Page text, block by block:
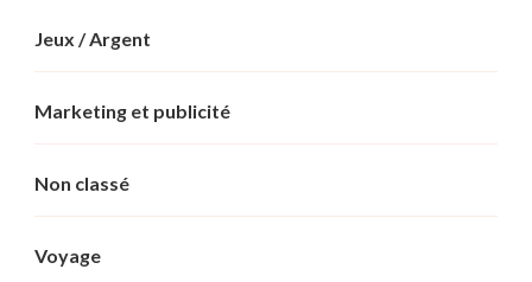
Jeux / Argent
Marketing et publicité
Non classé
Voyage